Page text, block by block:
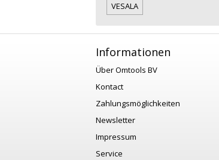
VESALA
Informationen
Über Omtools BV
Kontact
Zahlungsmöglichkeiten
Newsletter
Impressum
Service